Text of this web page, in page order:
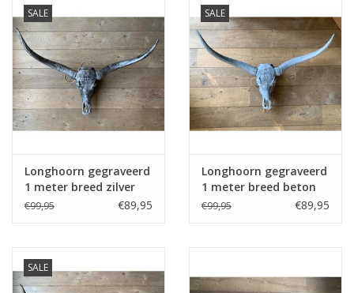
Accessoires
Anklebelts
Bootbelts
MAGAZIJNOPRUIMING
Blackfriday
SALE
Longhoorn gegraveerd
1 meter breed zilver
€99,95 €89,95
SALE
Longhoorn gegraveerd
1 meter breed beton
€99,95 €89,95
SALE